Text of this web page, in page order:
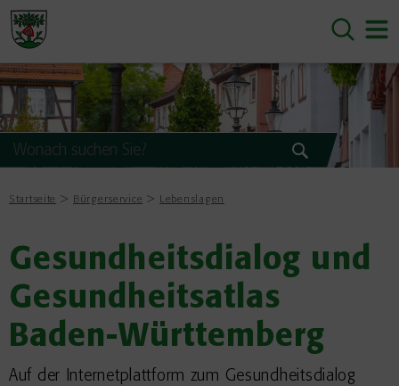
Startseite Bürgerservice Lebenslagen
Gesundheitsdialog und
Gesundheitsatlas
Baden-Württemberg
Auf der Internetplattform zum Gesundheitsdialog